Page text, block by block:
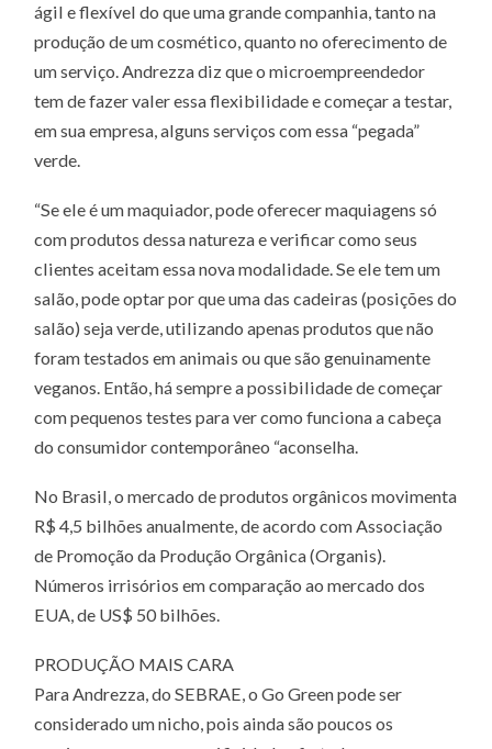
ágil e flexível do que uma grande companhia, tanto na
produção de um cosmético, quanto no oferecimento de
um serviço. Andrezza diz que o microempreendedor
tem de fazer valer essa flexibilidade e começar a testar,
em sua empresa, alguns serviços com essa “pegada”
verde.
“Se ele é um maquiador, pode oferecer maquiagens só
com produtos dessa natureza e verificar como seus
clientes aceitam essa nova modalidade. Se ele tem um
salão, pode optar por que uma das cadeiras (posições do
salão) seja verde, utilizando apenas produtos que não
foram testados em animais ou que são genuinamente
veganos. Então, há sempre a possibilidade de começar
com pequenos testes para ver como funciona a cabeça
do consumidor contemporâneo “aconselha.
No Brasil, o mercado de produtos orgânicos movimenta
R$ 4,5 bilhões anualmente, de acordo com Associação
de Promoção da Produção Orgânica (Organis).
Números irrisórios em comparação ao mercado dos
EUA, de US$ 50 bilhões.
PRODUÇÃO MAIS CARA
Para Andrezza, do SEBRAE, o Go Green pode ser
considerado um nicho, pois ainda são poucos os